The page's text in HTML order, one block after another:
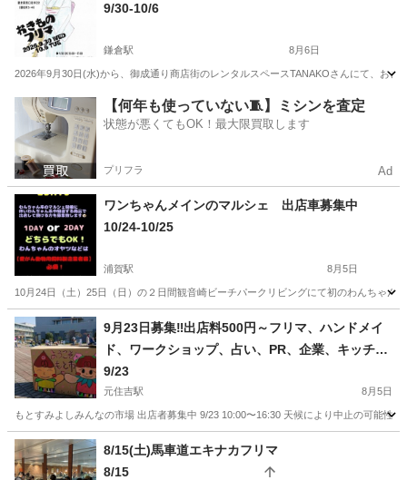
9/30-10/6
鎌倉駅 8月6日
2026年9月30日(水)から、御成通り商店街のレンタルスペースTANAKOさんにて、お
神奈川 鎌倉市 鎌倉駅 フリーマーケット フリマ
【何年も使っていない🧵】ミシンを査定
状態が悪くてもOK！最大限買取します
プリフラ Ad
ワンちゃんメインのマルシェ 出店車募集中
10/24-10/25
浦賀駅 8月5日
10月24日（土）25日（日）の２日間観音崎ビーチパークリビングにて初のわんちゃ
神奈川 横須賀市 浦賀駅 フリーマーケット わんちゃん
9月23日募集‼️出店料500円～フリマ、ハンドメイ
ド、ワークショップ、占い、PR、企業、キッチン
カーラスト1台
9/23
元住吉駅 8月5日
もとすみよしみんなの市場 出店者募集中 9/23 10:00〜16:30 天候により中止の可能性
神奈川 川崎市 元住吉駅 フリーマーケット
8/15(土)馬車道エキナカフリマ
8/15